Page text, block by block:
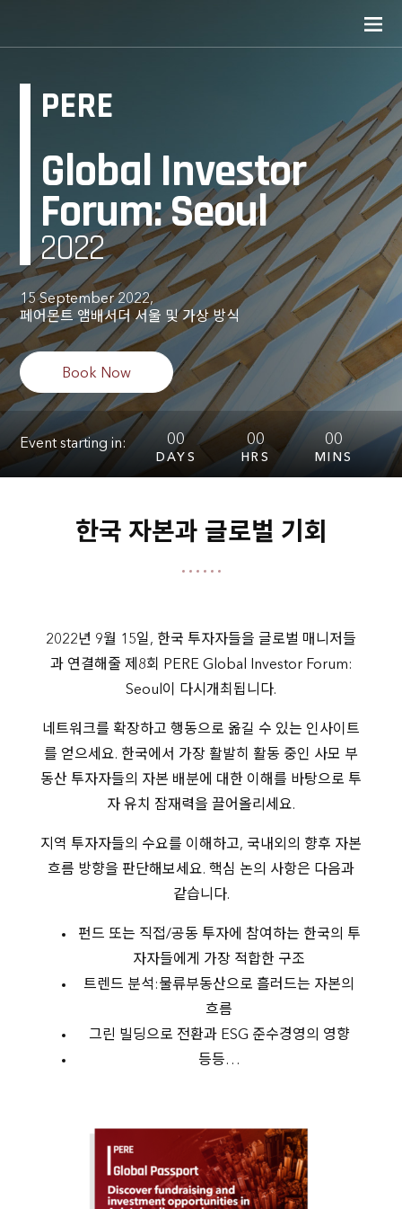
PERE
Global Investor
Forum: Seoul
2022
15 September 2022,
페어몬트 앰배서더 서울 및 가상 방식
Book Now
Event starting in: 00
DAYS
00
HRS
00
MINS
한국 자본과 글로벌 기회
2022년 9월 15일, 한국 투자자들을 글로벌 매니저들
과 연결해줄 제8회 PERE Global Investor Forum:
Seoul이 다시 개최됩니다.
네트워크를 확장하고 행동으로 옮길 수 있는 인사이트
를 얻으세요. 한국에서 가장 활발히 활동 중인 사모 부
동산 투자자들의 자본 배분에 대한 이해를 바탕으로 투
자 유치 잠재력을 끌어올리세요.
지역 투자자들의 수요를 이해하고, 국내외의 향후 자본
흐름 방향을 판단해보세요. 핵심 논의 사항은 다음과
같습니다.
펀드 또는 직접/공동 투자에 참여하는 한국의 투
자자들에게 가장 적합한 구조
트렌드 분석:물류부동산으로 흘러드는 자본의
흐름
그린 빌딩으로 전환과 ESG 준수경영의 영향
등등…